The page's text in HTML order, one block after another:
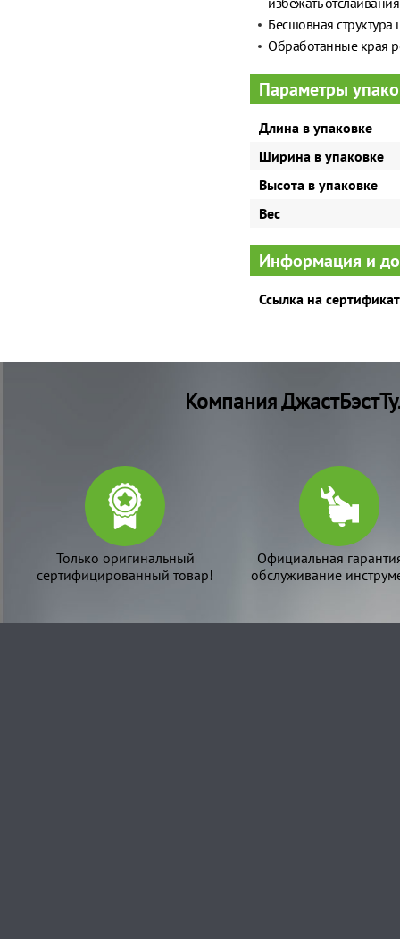
Бесшовная
Обработанные края
Параметры
Длина в упаковке
Ширина в упаковке
Высота в упаковке
Вес
Информация и
Ссылка на сертификат
Компания
Только оригинальный
сертифицированный товар!
Официальная
обслуживание